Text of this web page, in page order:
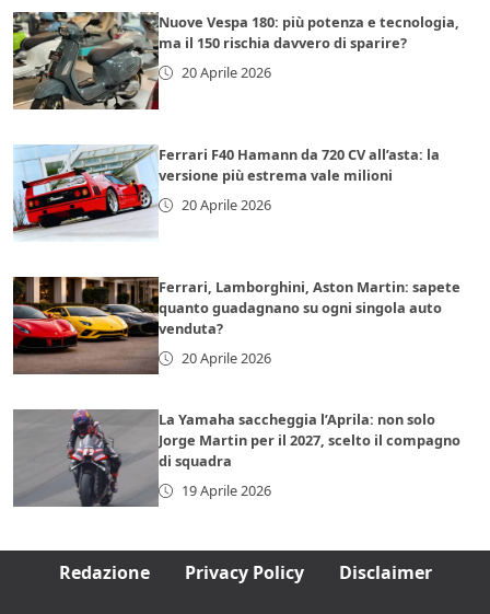
Nuove Vespa 180: più potenza e tecnologia,
ma il 150 rischia davvero di sparire?
20 Aprile 2026
Ferrari F40 Hamann da 720 CV all’asta: la
versione più estrema vale milioni
20 Aprile 2026
Ferrari, Lamborghini, Aston Martin: sapete
quanto guadagnano su ogni singola auto
venduta?
20 Aprile 2026
La Yamaha saccheggia l’Aprila: non solo
Jorge Martin per il 2027, scelto il compagno
di squadra
19 Aprile 2026
Redazione Privacy Policy Disclaimer